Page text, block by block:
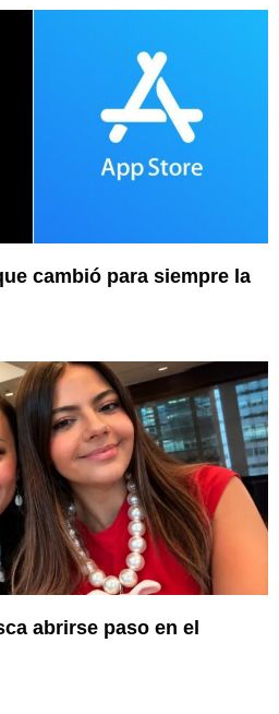
cambió para siempre la
abrirse paso en el